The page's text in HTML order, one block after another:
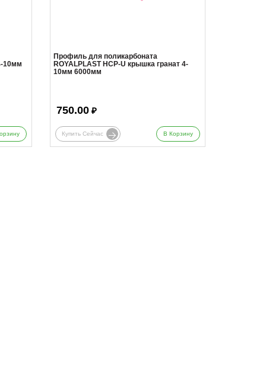
10мм
Профиль для поликарбоната
ROYALPLAST HCP-U крышка гранат 4-
10мм 6000мм
750.00₽
Купить Сейчас В Корзину